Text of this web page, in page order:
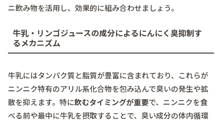
ニ飲み物を活用し、効果的に組み合わせましょう。
牛乳・リンゴジュースの成分によるにんにく臭抑制す
るメカニズム
牛乳にはタンパク質と脂質が豊富に含まれており、これらが
ニンニク特有のアリル系化合物を包み込んで臭いの発生や拡
散を抑えます。特に飲むタイミングが重要で、ニンニクを食
べる前や最中に牛乳を摂取することで、臭い成分の体内循環